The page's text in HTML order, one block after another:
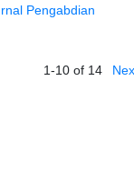
Pengabdian
1-10 of 14